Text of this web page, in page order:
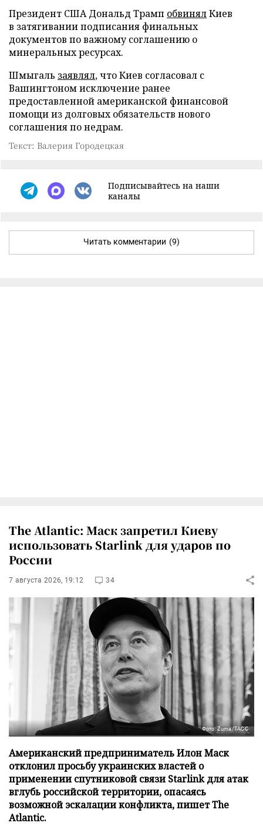
Президент США Дональд Трамп обвинялКиев
в затягивании подписания финальных
документов по важному соглашению о
минеральных ресурсах.
Шмыгаль заявлял, что Киев согласовал с
Вашингтоном исключение ранее
предоставленной американской финансовой
помощи из долговых обязательств нового
соглашения по недрам.
Текст: Валерия Городецкая
Подписывайтесь на наши
каналы
Читать комментарии (9)
The Atlantic: Маск запретил Киеву
использовать Starlink для ударов по
России
7 августа 2026, 19:12 34
Фото: Zuma/ТАСС
Американский предприниматель Илон Маск
отклонил просьбу украинских властей о
применении спутниковой связи Starlink для атак
вглубь российской территории, опасаясь
возможной эскалации конфликта, пишет The
Atlantic.